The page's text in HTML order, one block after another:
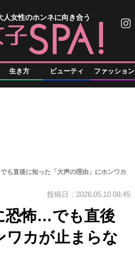
人女性のホンネに向き合う
生き方 ビューティ ファッション
も直後に知った「大声の理由」にホンワカ
投稿日：2026.05.10 08:45
恐怖…でも直後
ワカが止まらな